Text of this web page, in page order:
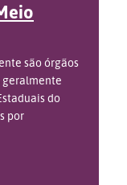
são órgãos
do
por